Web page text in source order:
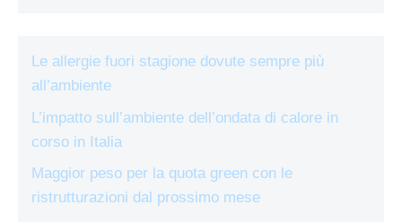
Le allergie fuori stagione dovute sempre più
all’ambiente
L’impatto sull’ambiente dell’ondata di calore in
corso in Italia
Maggior peso per la quota green con le
ristrutturazioni dal prossimo mese